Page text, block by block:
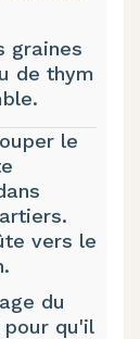
graines
de thym
le
vers le
du
qu'il